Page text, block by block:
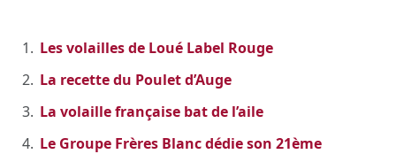
Les volailles de Loué Label Rouge
La recette du Poulet d’Auge
La volaille française bat de l’aile
Le Groupe Frères Blanc dédie son 21ème